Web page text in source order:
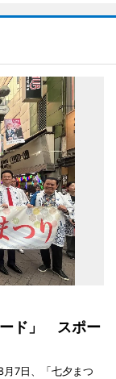
ード」 スポー
7日、「七夕まつ